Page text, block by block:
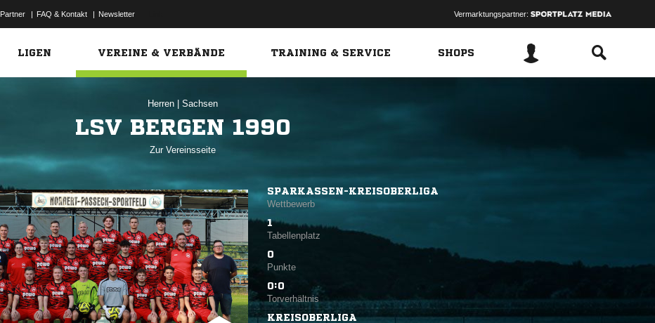
Partner | FAQ & Kontakt | Newsletter Vermarktungspartner:
LIGEN VEREINE & VERBÄNDE TRAINING & SERVICE SHOPS
Herren Sachsen
LSV BERGEN 1990
Zur Vereinsseite
SPARKASSEN-KREISOBERLIGA
Wettbewerb
1
Tabellenplatz
0
Punkte
0:0
Torverhältnis
KREISOBERLIGA